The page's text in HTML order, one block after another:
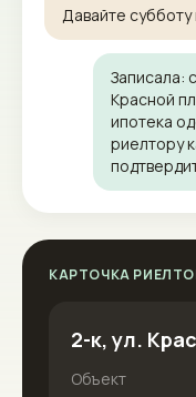
Давайте субботу
Записала:
Красной
ипотека
риелтору
КАРТОЧКА
2-к, ул.
Объект